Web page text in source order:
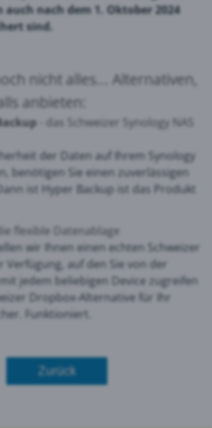
nach dem 1. Oktober 2024
sind.
nicht alles... Alternativen,
anbieten:
- das Schweizer Synology NAS
der Daten auf Ihrem Synology
benötigen Sie einen zuverlässigen
ist Hyper Backup ist das Produkt
flexible Datenablage
wir Ihnen einen echten Schweizer
Verfügung, auf den Sie von der
jedem beliebigen Device zugreifen
Dropbox-Alternative für Ihr
Funktioniert.
Zurück